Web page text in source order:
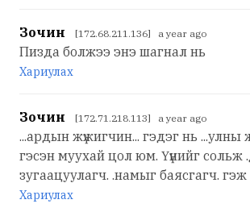
Зочин [172.68.211.136] a year ago
Пизда болжээ энэ шагнал нь
Хариулах
Зочин [172.71.218.113] a year ago
...ардын жүжигчин... гэдэг нь ...улны
гэсэн муухай цол юм. Үүнийг сольж
зугаацуулагч. .намыг баясгагч.
Хариулах